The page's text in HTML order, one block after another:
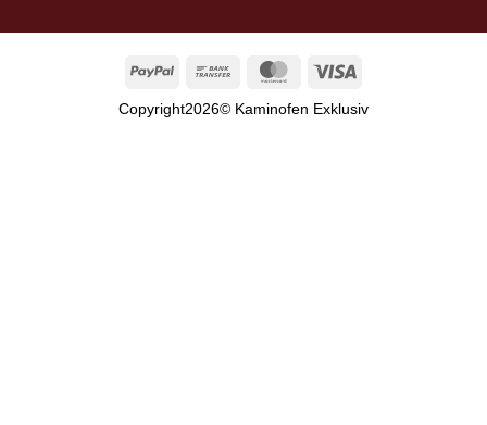
PayPal
Bank
MasterCard
Copyright2026© Kaminofen Exklusiv